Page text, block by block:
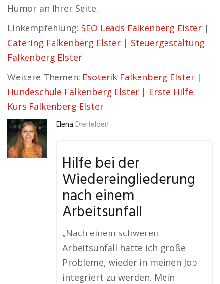
Humor an Ihrer Seite.
Linkempfehlung: SEO Leads Falkenberg Elster |
Catering Falkenberg Elster | Steuergestaltung
Falkenberg Elster
Weitere Themen: Esoterik Falkenberg Elster |
Hundeschule Falkenberg Elster | Erste Hilfe
Kurs Falkenberg Elster
Elena Dreifelden
Hilfe bei der
Wiedereingliederung
nach einem
Arbeitsunfall
„Nach einem schweren
Arbeitsunfall hatte ich große
Probleme, wieder in meinen Job
integriert zu werden. Mein